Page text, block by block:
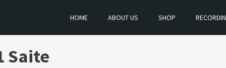
HOME ABOUT US SHOP
Saite